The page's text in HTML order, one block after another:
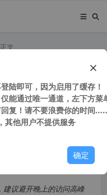
正文
v3.8.1 最强补
版 替代winpatc
建议避开晚上的访问高峰
陆即可，因为启用了缓存！
能通过唯一通道，左下方菜
复！请不要浪费你的时间
其他用户不提供服务
确定